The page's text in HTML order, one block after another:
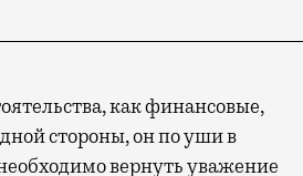
как финансовые,
стороны, он по уши в
вернуть уважение